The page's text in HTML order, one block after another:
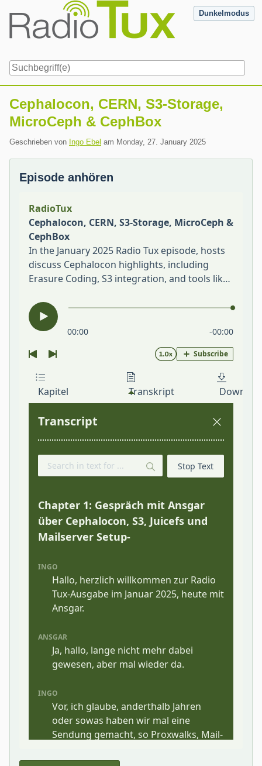
content
Dunkelmodus
Cephalocon, CERN, S3-Storage,
MicroCeph & CephBox
Geschrieben von Ingo Ebel am Monday, 27. January 2025
Episode anhören